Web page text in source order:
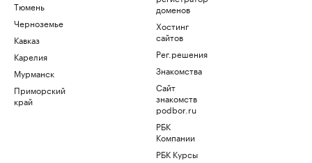
Тюмень
Черноземье
Кавказ
Карелия
Мурманск
Приморский
край
доменов
Хостинг
сайтов
Рег.решения
Знакомства
Сайт
знакомств
podbor.ru
РБК
Компании
РБК Курсы